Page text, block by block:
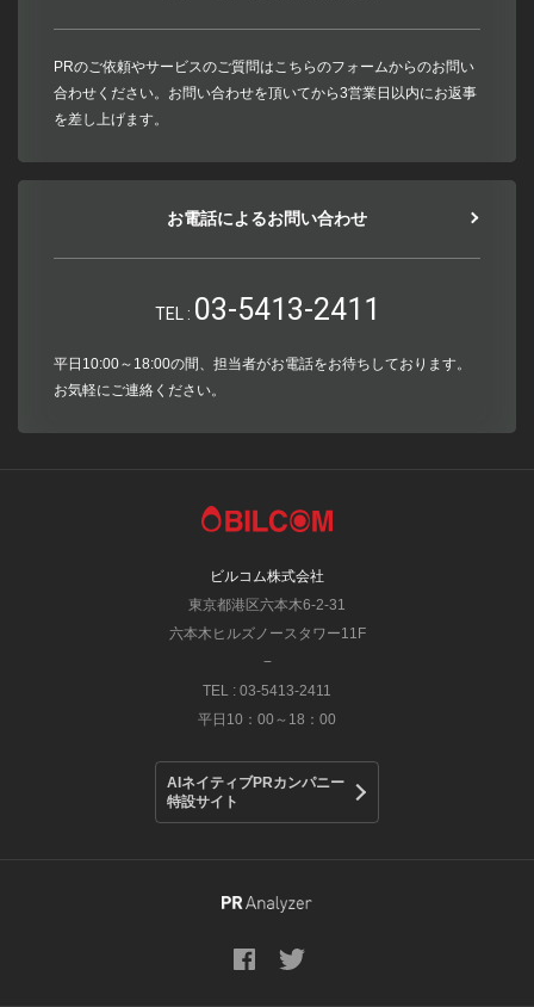
PRのご依頼やサービスのご質問はこちらのフォームからのお問い
合わせください。お問い合わせを頂いてから3営業日以内にお返事
を差し上げます。
お電話によるお問い合わせ
TEL : 03-5413-2411
平日10:00～18:00の間、担当者がお電話をお待ちしております。
お気軽にご連絡ください。
ビルコム株式会社
東京都港区六本木6-2-31
六本木ヒルズノースタワー11F
−
TEL : 03-5413-2411
平日10：00～18：00
AIネイティブPRカンパニー
特設サイト